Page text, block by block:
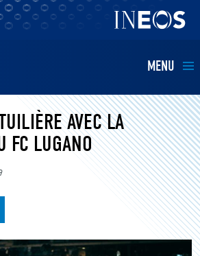
MENU
AVEC LA
FC LUGANO